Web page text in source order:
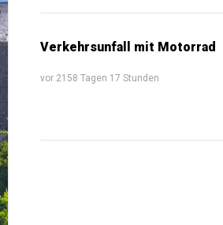
Verkehrsunfall mit Motorrad
vor 2158 Tagen 17 Stunden